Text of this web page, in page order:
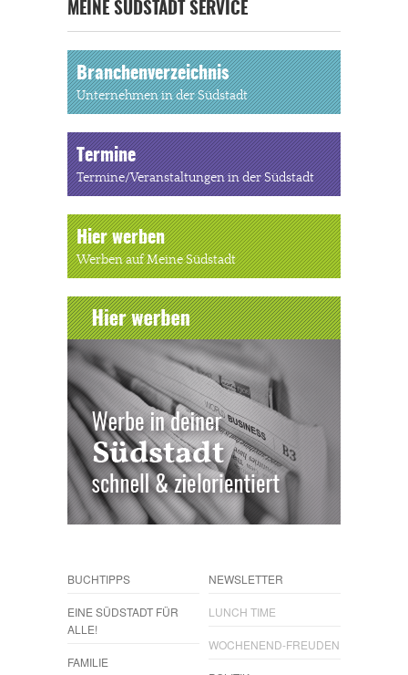
MEINE SÜDSTADT SERVICE
Branchenverzeichnis
Unternehmen in der Südstadt
Termine
Termine/Veranstaltungen in der Südstadt
Hier werben
Werben auf Meine Südstadt
BUCHTIPPS
EINE SÜDSTADT FÜR
ALLE!
FAMILIE
NEWSLETTER
LUNCH TIME
WOCHENEND-FREUDEN